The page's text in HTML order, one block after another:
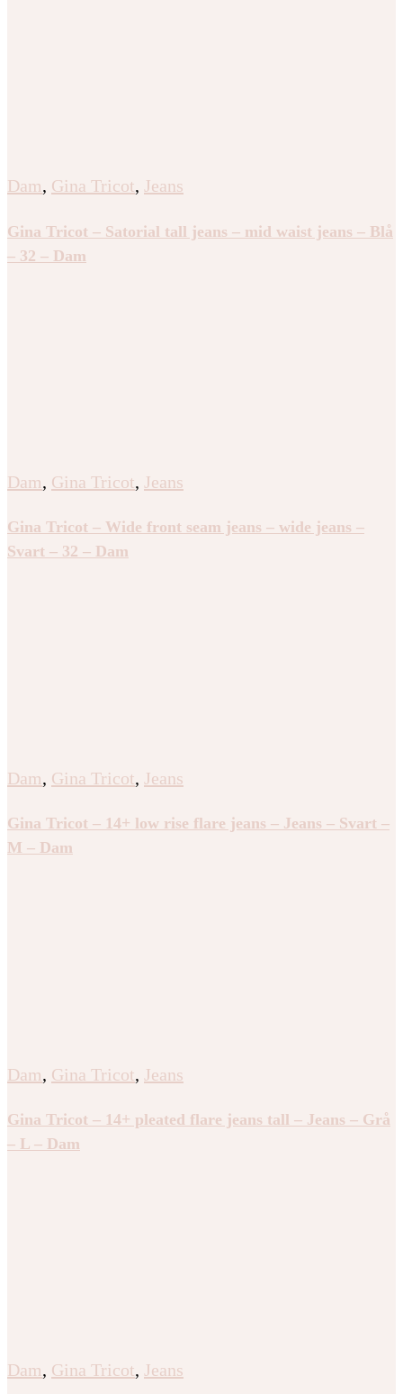
Dam, Gina Tricot, Jeans
Gina Tricot – Satorial tall jeans – mid waist jeans – Blå
– 32 – Dam
Dam, Gina Tricot, Jeans
Gina Tricot – Wide front seam jeans – wide jeans –
Svart – 32 – Dam
Dam, Gina Tricot, Jeans
Gina Tricot – 14+ low rise flare jeans – Jeans – Svart –
M – Dam
Dam, Gina Tricot, Jeans
Gina Tricot – 14+ pleated flare jeans tall – Jeans – Grå
– L – Dam
Dam, Gina Tricot, Jeans